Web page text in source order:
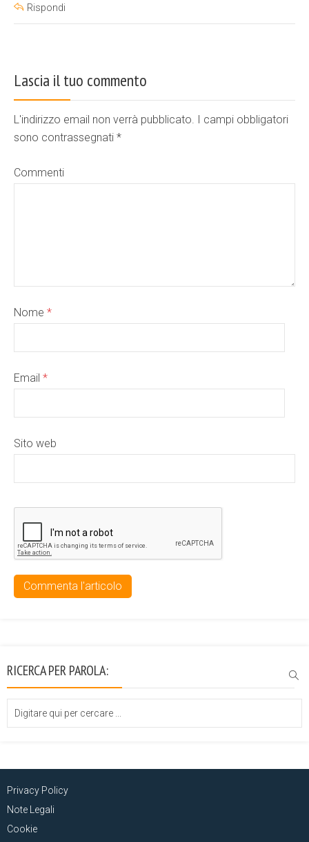
Rispondi
Lascia il tuo commento
L'indirizzo email non verrà pubblicato. I campi obbligatori
sono contrassegnati *
Commenti
Nome *
Email *
Sito web
RICERCA PER PAROLA:
Privacy Policy
Note Legali
Cookie